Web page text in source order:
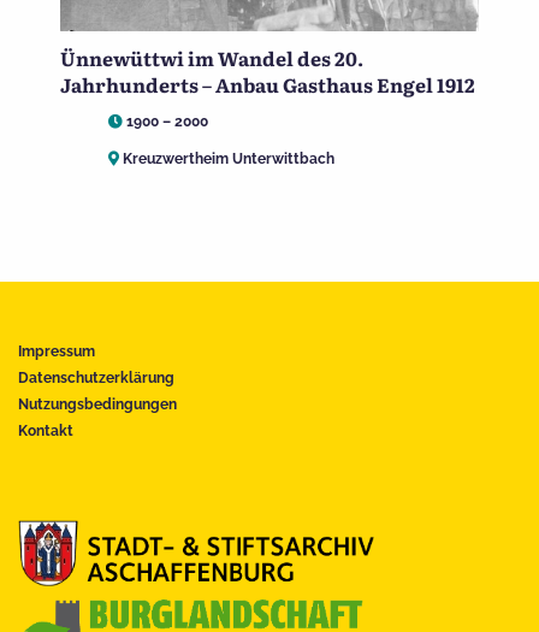
Ünnewüttwi im Wandel des 20.
Jahrhunderts – Anbau Gasthaus Engel 1912
1900 – 2000
Kreuzwertheim Unterwittbach
Impressum
Datenschutzerklärung
Nutzungsbedingungen
Kontakt